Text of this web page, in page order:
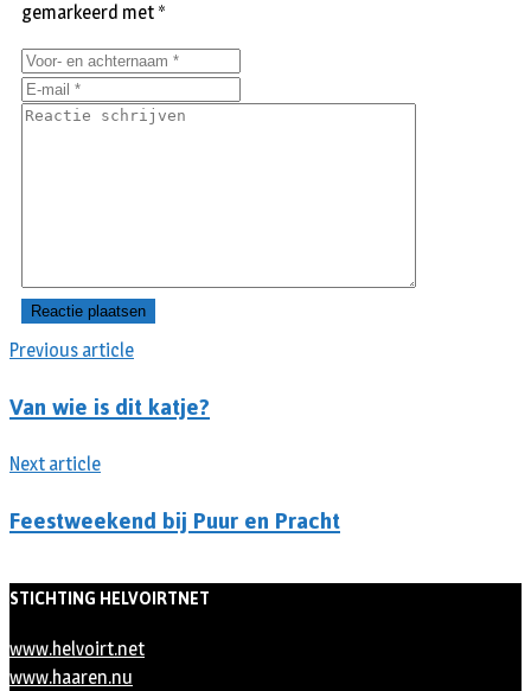
Previous article
Van wie is dit katje?
Next article
Feestweekend bij Puur en Pracht
gemarkeerd met *
STICHTING HELVOIRTNET
www.helvoirt.net
www.haaren.nu